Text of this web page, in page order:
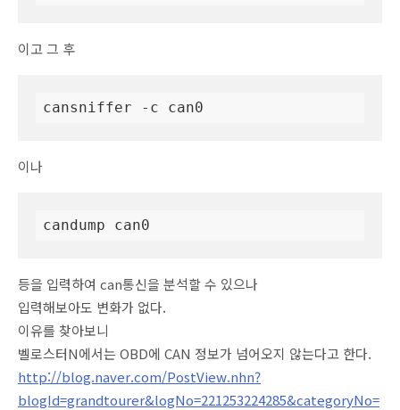
이고 그 후
cansniffer -c can0
이나
candump can0
등을 입력하여 can통신을 분석할 수 있으나
입력해보아도 변화가 없다.
이유를 찾아보니
벨로스터N에서는 OBD에 CAN 정보가 넘어오지 않는다고 한다.
http://blog.naver.com/PostView.nhn?
blogId=grandtourer&logNo=221253224285&categoryNo=